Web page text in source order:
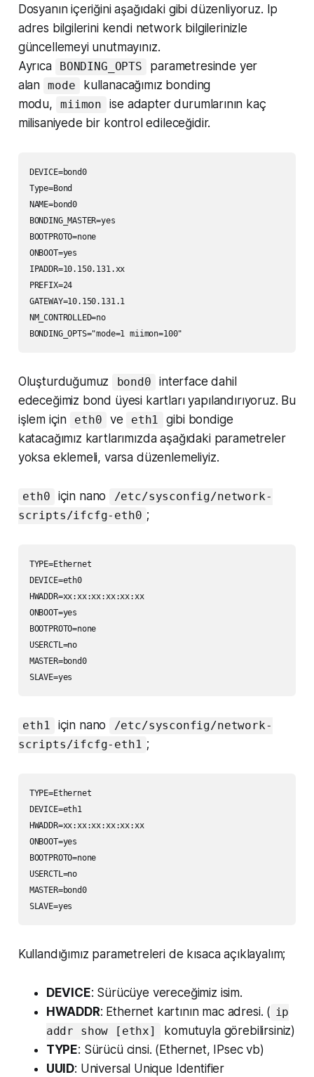
Dosyanın içeriğini aşağıdaki gibi düzenliyoruz. Ip
adres bilgilerini kendi network bilgilerinizle
güncellemeyi unutmayınız.
Ayrıca
BONDING_OPTS
parametresinde yer
alan mode
kullanacağımız bonding
modu,
miimon
ise adapter durumlarının kaç
milisaniyede bir kontrol edileceğidir.
DEVICE=bond0
Type=Bond
NAME=bond0
BONDING_MASTER=yes
BOOTPROTO=none
ONBOOT=yes
IPADDR=10.150.131.xx
PREFIX=24
GATEWAY=10.150.131.1
NM_CONTROLLED=no
Oluşturduğumuz bond0
interface dahil
edeceğimiz bond üyesi kartları yapılandırıyoruz. Bu
işlem için
eth0 ve eth1
gibi bondige
katacağımız kartlarımızda aşağıdaki parametreler
yoksa eklemeli, varsa düzenlemeliyiz.
eth0 için nano
/etc/sysconfig/network-
scripts/ifcfg-eth0 ;
TYPE=Ethernet
DEVICE=eth0
HWADDR=xx:xx:xx:xx:xx:xx
ONBOOT=yes
BOOTPROTO=none
USERCTL=no
MASTER=bond0
eth1 için nano
/etc/sysconfig/network-
scripts/ifcfg-eth1 ;
TYPE=Ethernet
DEVICE=eth1
HWADDR=xx:xx:xx:xx:xx:xx
ONBOOT=yes
BOOTPROTO=none
USERCTL=no
MASTER=bond0
Kullandığımız parametreleri de kısaca açıklayalım;
DEVICE: Sürücüye vereceğimiz isim.
HWADDR: Ethernet kartının mac adresi. ( ip
addr show [ethx]
komutuyla görebilirsiniz)
TYPE: Sürücü cinsi. (Ethernet, IPsec vb)
UUID: Universal Unique Identifier